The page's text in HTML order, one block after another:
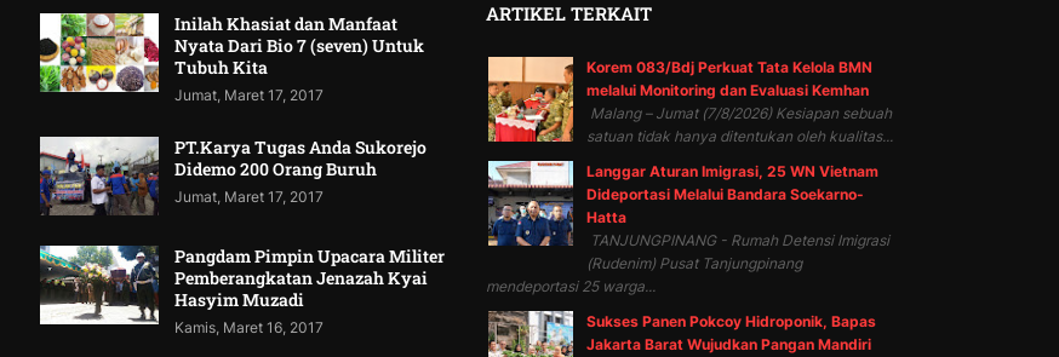
Inilah Khasiat dan Manfaat
Nyata Dari Bio 7 (seven) Untuk
Tubuh Kita
Jumat, Maret 17, 2017
PT.Karya Tugas Anda Sukorejo
Didemo 200 Orang Buruh
Jumat, Maret 17, 2017
Pangdam Pimpin Upacara Militer
Pemberangkatan Jenazah Kyai
Hasyim Muzadi
Kamis, Maret 16, 2017
ARTIKEL TERKAIT
Korem 083/Bdj Perkuat Tata Kelola BMN
melalui Monitoring dan Evaluasi Kemhan
Malang – Jumat (7/8/2026) Kesiapan sebuah
satuan tidak hanya ditentukan oleh kualitas...
Langgar Aturan Imigrasi, 25 WN Vietnam
Dideportasi Melalui Bandara Soekarno-
Hatta
TANJUNGPINANG - Rumah Detensi Imigrasi
(Rudenim) Pusat Tanjungpinang
mendeportasi 25 warga...
Sukses Panen Pokcoy Hidroponik, Bapas
Jakarta Barat Wujudkan Pangan Mandiri